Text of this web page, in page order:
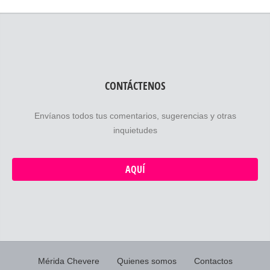
CONTÁCTENOS
Envíanos todos tus comentarios, sugerencias y otras
inquietudes
AQUÍ
Mérida Chevere Quienes somos Contactos